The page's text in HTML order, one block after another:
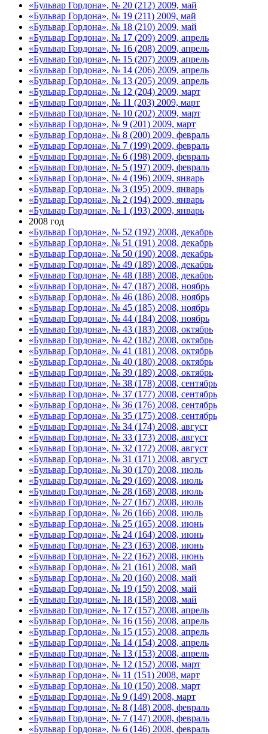
«Бульвар Гордона», № 20 (212) 2009, май
«Бульвар Гордона», № 19 (211) 2009, май
«Бульвар Гордона», № 18 (210) 2009, май
«Бульвар Гордона», № 17 (209) 2009, апрель
«Бульвар Гордона», № 16 (208) 2009, апрель
«Бульвар Гордона», № 15 (207) 2009, апрель
«Бульвар Гордона», № 14 (206) 2009, апрель
«Бульвар Гордона», № 13 (205) 2009, апрель
«Бульвар Гордона», № 12 (204) 2009, март
«Бульвар Гордона», № 11 (203) 2009, март
«Бульвар Гордона», № 10 (202) 2009, март
«Бульвар Гордона», № 9 (201) 2009, март
«Бульвар Гордона», № 8 (200) 2009, февраль
«Бульвар Гордона», № 7 (199) 2009, февраль
«Бульвар Гордона», № 6 (198) 2009, февраль
«Бульвар Гордона», № 5 (197) 2009, февраль
«Бульвар Гордона», № 4 (196) 2009, январь
«Бульвар Гордона», № 3 (195) 2009, январь
«Бульвар Гордона», № 2 (194) 2009, январь
«Бульвар Гордона», № 1 (193) 2009, январь
2008 год
«Бульвар Гордона», № 52 (192) 2008, декабрь
«Бульвар Гордона», № 51 (191) 2008, декабрь
«Бульвар Гордона», № 50 (190) 2008, декабрь
«Бульвар Гордона», № 49 (189) 2008, декабрь
«Бульвар Гордона», № 48 (188) 2008, декабрь
«Бульвар Гордона», № 47 (187) 2008, ноябрь
«Бульвар Гордона», № 46 (186) 2008, ноябрь
«Бульвар Гордона», № 45 (185) 2008, ноябрь
«Бульвар Гордона», № 44 (184) 2008, ноябрь
«Бульвар Гордона», № 43 (183) 2008, октябрь
«Бульвар Гордона», № 42 (182) 2008, октябрь
«Бульвар Гордона», № 41 (181) 2008, октябрь
«Бульвар Гордона», № 40 (180) 2008, октябрь
«Бульвар Гордона», № 39 (189) 2008, октябрь
«Бульвар Гордона», № 38 (178) 2008, сентябрь
«Бульвар Гордона», № 37 (177) 2008, сентябрь
«Бульвар Гордона», № 36 (176) 2008, сентябрь
«Бульвар Гордона», № 35 (175) 2008, сентябрь
«Бульвар Гордона», № 34 (174) 2008, август
«Бульвар Гордона», № 33 (173) 2008, август
«Бульвар Гордона», № 32 (172) 2008, август
«Бульвар Гордона», № 31 (171) 2008, август
«Бульвар Гордона», № 30 (170) 2008, июль
«Бульвар Гордона», № 29 (169) 2008, июль
«Бульвар Гордона», № 28 (168) 2008, июль
«Бульвар Гордона», № 27 (167) 2008, июль
«Бульвар Гордона», № 26 (166) 2008, июль
«Бульвар Гордона», № 25 (165) 2008, июнь
«Бульвар Гордона», № 24 (164) 2008, июнь
«Бульвар Гордона», № 23 (163) 2008, июнь
«Бульвар Гордона», № 22 (162) 2008, июнь
«Бульвар Гордона», № 21 (161) 2008, май
«Бульвар Гордона», № 20 (160) 2008, май
«Бульвар Гордона», № 19 (159) 2008, май
«Бульвар Гордона», № 18 (158) 2008, май
«Бульвар Гордона», № 17 (157) 2008, апрель
«Бульвар Гордона», № 16 (156) 2008, апрель
«Бульвар Гордона», № 15 (155) 2008, апрель
«Бульвар Гордона», № 14 (154) 2008, апрель
«Бульвар Гордона», № 13 (153) 2008, апрель
«Бульвар Гордона», № 12 (152) 2008, март
«Бульвар Гордона», № 11 (151) 2008, март
«Бульвар Гордона», № 10 (150) 2008, март
«Бульвар Гордона», № 9 (149) 2008, март
«Бульвар Гордона», № 8 (148) 2008, февраль
«Бульвар Гордона», № 7 (147) 2008, февраль
«Бульвар Гордона», № 6 (146) 2008, февраль